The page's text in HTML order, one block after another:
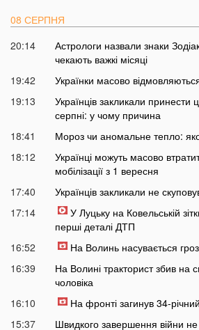
08 СЕРПНЯ
20:14
Астрологи назвали знаки
чекають важкі місяці
19:42
Українки масово
19:13
Українців закликали
серпні: у чому причина
18:41
Мороз чи аномальне тепло:
18:12
Українці можуть масово
мобілізації з 1 вересня
17:40
Українців закликали не
17:14
У Луцьку на Ковельській
перші деталі ДТП
16:52
На Волинь насувається
16:39
На Волині тракторист збив на
чоловіка
16:10
На фронті загинув 34-
15:37
Швидкого завершення війни